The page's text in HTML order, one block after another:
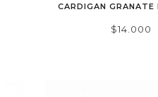
CARDIGAN GRANATE
$14.000